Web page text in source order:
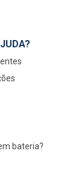
bateria?